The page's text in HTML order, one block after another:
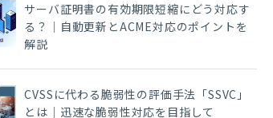
サーバ証明書の有効期限短縮にどう対応す
る？｜自動更新とACME対応のポイントを
解説
CVSSに代わる脆弱性の評価手法「SSVC」
とは｜迅速な脆弱性対応を目指して